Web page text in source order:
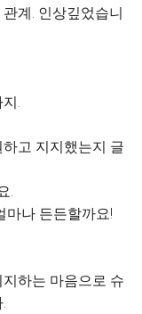
계. 인상깊었습니
.
고 지지했는지 글
.
마나 든든할까요!
하는 마음으로 슈